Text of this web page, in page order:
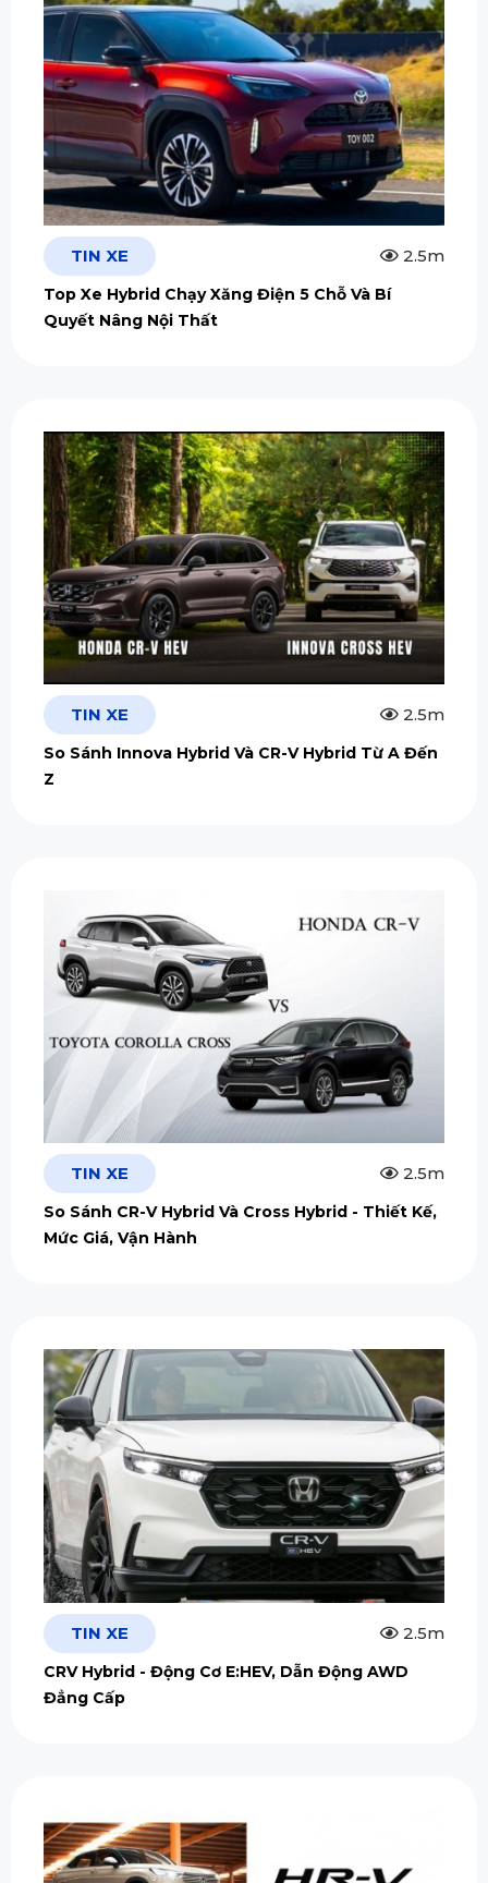
TIN XE 2.5m
Top Xe Hybrid Chạy Xăng Điện 5 Chỗ Và Bí
Quyết Nâng Nội Thất
TIN XE 2.5m
So Sánh Innova Hybrid Và CR-V Hybrid Từ A Đến
Z
TIN XE 2.5m
So Sánh CR-V Hybrid Và Cross Hybrid - Thiết Kế,
Mức Giá, Vận Hành
TIN XE 2.5m
CRV Hybrid - Động Cơ E:HEV, Dẫn Động AWD
Đẳng Cấp